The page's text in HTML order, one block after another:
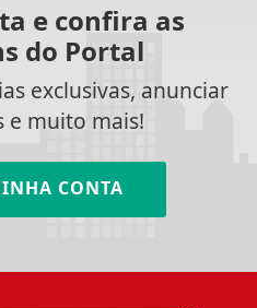
e confira as
do Portal
exclusivas, anunciar
e muito mais!
CONTA